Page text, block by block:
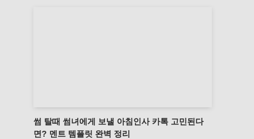
썸 탈때 썸녀에게 보낼 아침인사 카톡 고민된다
면? 멘트 템플릿 완벽 정리